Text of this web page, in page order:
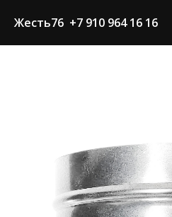
Жесть76 +7 910 964 16 16